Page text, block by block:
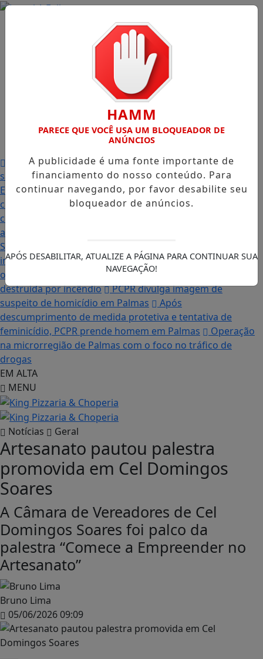
Publicidades
Prefeitura abre PSS com vagas em seis funções e
salários que chegam a R$ 3,8 mil
Igreja do Divino
Espírito Santo
Famílias palmenses foram contempladas
com programas estaduais Intercambista palmense
comenta sobre sua viagem ao Canadá e destaca o
aprendizado
Simplificado para Jovem Aprendiz com 45 vagas;
inscrições começam nesta terça-feira (21)
“Acabou com
os sonhos”, diz irmão da moradora que teve a casa
destruída por incêndio
PCPR divulga imagem de
suspeito de homicídio em Palmas
Após
descumprimento de medida protetiva e tentativa de
feminicídio, PCPR prende homem em Palmas
Operação
na microrregião de Palmas com o foco no tráfico de
drogas
EM ALTA
MENU
Notícias Geral
Artesanato pautou palestra
promovida em Cel Domingos
Soares
A Câmara de Vereadores de Cel
Domingos Soares foi palco da
palestra “Comece a Empreender no
Artesanato”
Bruno Lima
05/06/2026 09:09
HAMM
PARECE QUE VOCÊ USA UM BLOQUEADOR DE
ANÚNCIOS
A publicidade é uma fonte importante de
financiamento do nosso conteúdo. Para
continuar navegando, por favor desabilite seu
bloqueador de anúncios.
APÓS DESABILITAR, ATUALIZE A PÁGINA PARA CONTINUAR SUA
NAVEGAÇÃO!